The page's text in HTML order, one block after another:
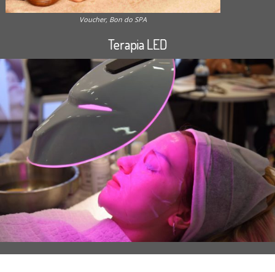
Voucher, Bon do SPA
Terapia LED